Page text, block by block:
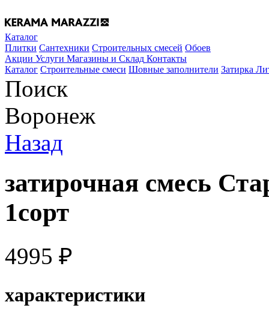
Каталог
Плитки Сантехники Строительных смесей Обоев
Акции Услуги Магазины и Склад Контакты
Каталог Строительные смеси Шовные заполнители Затирка
Поиск
Воронеж
Назад
затирочная смесь
1сорт
4995 ₽
характеристики